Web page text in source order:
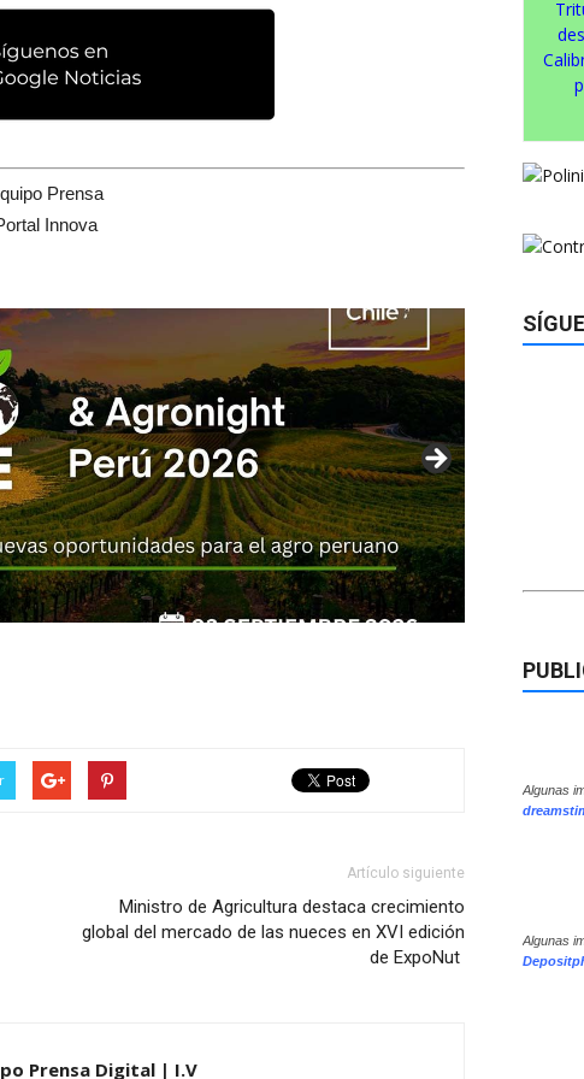
Prensa
Innova
Artículo siguiente
Ministro de Agricultura destaca crecimiento
global del mercado de las nueces en XVI edición
de ExpoNut
Prensa Digital | I.V
Algunas
Algunas